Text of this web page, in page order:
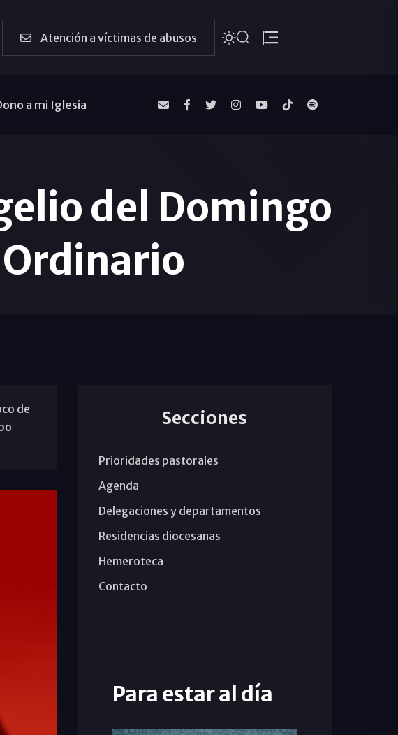
Atención a víctimas de abusos
a mi Iglesia
del Domingo
de
Secciones
Prioridades pastorales
Agenda
Delegaciones y departamentos
Residencias diocesanas
Hemeroteca
Contacto
Para estar al día